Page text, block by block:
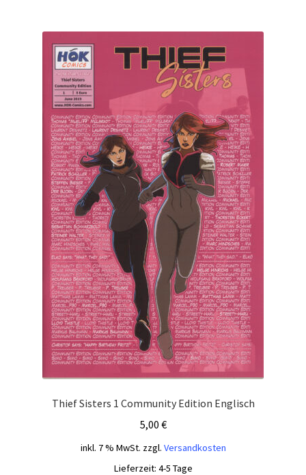
Thief Sisters 1 Community Edition Englisch
5,00 €
inkl. 7 % MwSt. zzgl. Versandkosten
Lieferzeit: 4-5 Tage